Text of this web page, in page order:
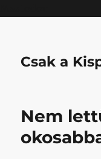
Csak a
Nem